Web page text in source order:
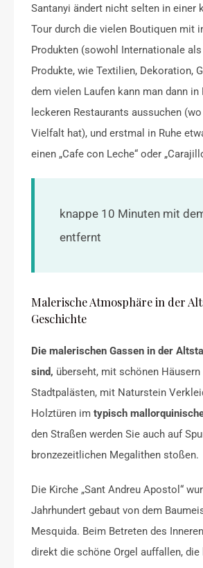
Santanyi ändert nicht selten in einer
Tour durch die vielen Boutiquen mit
Produkten (sowohl Internationale
Produkte, wie Textilien, Dekoration,
dem vielen Laufen kann man dann in
leckeren Restaurants aussuchen
Vielfalt hat), und erstmal in Ruhe
einen „Cafe con Leche“ oder
knappe 10 Minuten mit
entfernt
Malerische Atmosphäre in der
Geschichte
Die malerischen Gassen in der
sind, überseht, mit schönen Häusern
Stadtpalästen, mit Naturstein
Holztüren im typisch
den Straßen werden Sie auch auf
bronzezeitlichen Megalithen stoßen.
Die Kirche „Sant Andreu Apostol“
Jahrhundert gebaut von dem
Mesquida. Beim Betreten des
direkt die schöne Orgel auffallen,